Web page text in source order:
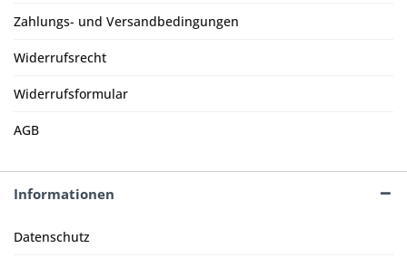
Zahlungs- und Versandbedingungen
Widerrufsrecht
Widerrufsformular
AGB
Informationen
Datenschutz